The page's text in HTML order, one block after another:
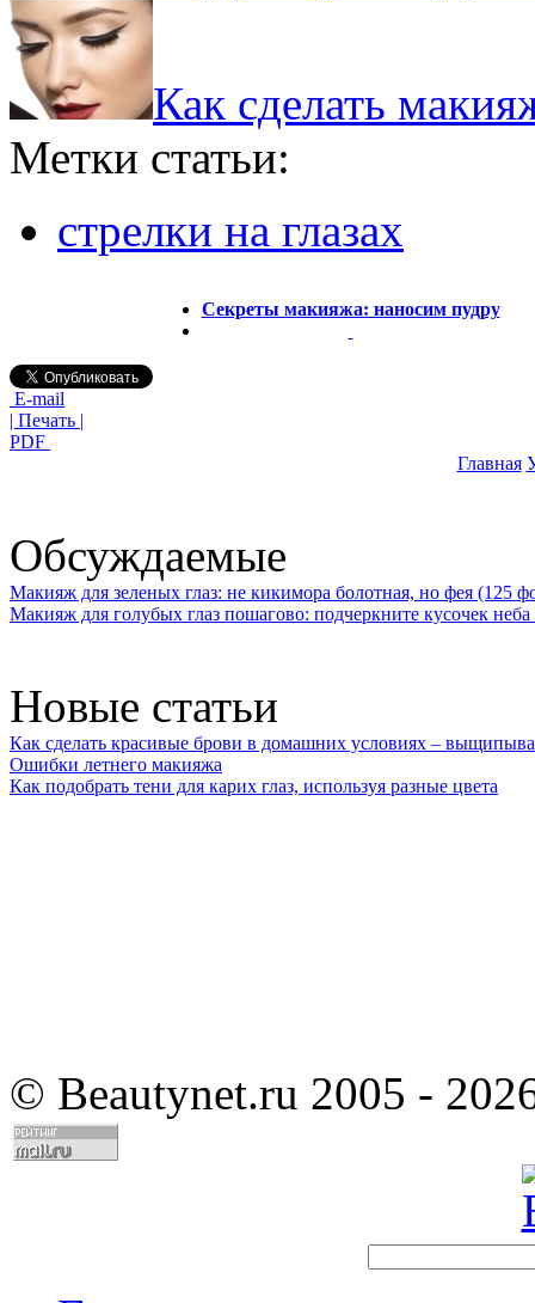
Как сделать
Метки статьи:
стрелки на глазах
Секреты макияжа: наносим пудру
E-mail
| Печать |
PDF
Главная
Обсуждаемые
Макияж для зеленых глаз: не кикимора болотная, но фея (125
Макияж для голубых глаз пошагово: подчеркните кусочек
Новые статьи
Как сделать красивые брови в домашних условиях –
Ошибки летнего макияжа
Как подобрать тени для карих глаз, используя разные цвета
© Beautynet.ru 2005 -